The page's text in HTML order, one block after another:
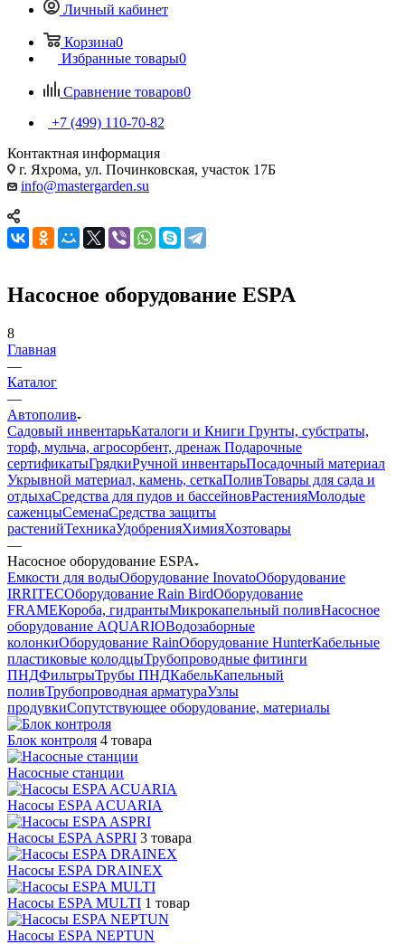
Личный кабинет
Корзина0
Избранные товары0
Сравнение товаров0
+7 (499) 110-70-82
Контактная информация
г. Яхрома, ул. Починковская, участок 17Б
info@mastergarden.su
Насосное оборудование ESPA
8
Главная
—
Каталог
—
Автополив
Садовый инвентарьКаталоги и Книги Грунты, субстраты,
торф, мульча, агросорбент, дренаж Подарочные
сертификатыГрядкиРучной инвентарьПосадочный материал
Укрывной материал, камень, сеткаПоливТовары для сада и
отдыхаСредства для пудов и бассейновРастенияМолодые
саженцыСеменаСредства защиты
растенийТехникаУдобренияХимияХозтовары
—
Насосное оборудование ESPA
Емкости для водыОборудование InovatoОборудование
IRRITECОборудование Rain BirdОборудование
FRAMEКороба, гидрантыМикрокапельный поливНасосное
оборудование AQUARIOВодозаборные
колонкиОборудование RainОборудование HunterКабельные
пластиковые колодцыТрубопроводные фитинги
ПНДФильтрыТрубы ПНДКабельКапельный
поливТрубопроводная арматураУзлы
продувкиСопутствующее оборудование, материалы
Блок контроля 4 товара
Насосные станции
Насосы ESPA ACUARIA
Насосы ESPA ASPRI 3 товара
Насосы ESPA DRAINEX
Насосы ESPA MULTI 1 товар
Насосы ESPA NEPTUN